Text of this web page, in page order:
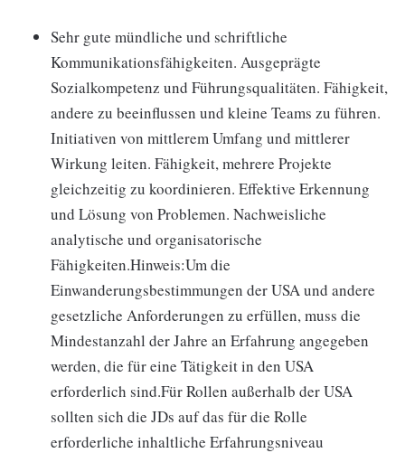
Sehr gute mündliche und schriftliche
Kommunikationsfähigkeiten. Ausgeprägte
Sozialkompetenz und Führungsqualitäten. Fähigkeit,
andere zu beeinflussen und kleine Teams zu führen.
Initiativen von mittlerem Umfang und mittlerer
Wirkung leiten. Fähigkeit, mehrere Projekte
gleichzeitig zu koordinieren. Effektive Erkennung
und Lösung von Problemen. Nachweisliche
analytische und organisatorische
Fähigkeiten.Hinweis:Um die
Einwanderungsbestimmungen der USA und andere
gesetzliche Anforderungen zu erfüllen, muss die
Mindestanzahl der Jahre an Erfahrung angegeben
werden, die für eine Tätigkeit in den USA
erforderlich sind.Für Rollen außerhalb der USA
sollten sich die JDs auf das für die Rolle
erforderliche inhaltliche Erfahrungsniveau